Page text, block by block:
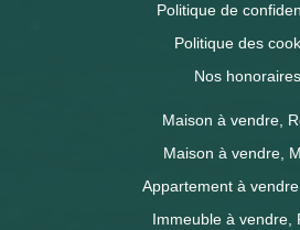
Politique de
Politique des
Nos honoraires
Maison à vendre,
Maison à vendre,
Appartement à
Immeuble à vendre,